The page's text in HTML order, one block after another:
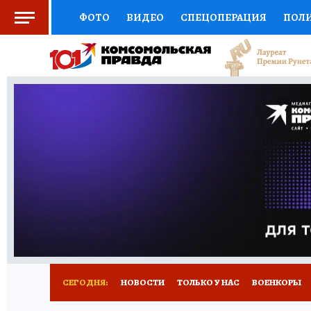
ФОТО ВИДЕО СПЕЦОПЕРАЦИЯ
СОЦПОДДЕРЖКА НАУКА СПОРТ
ВЫБОР ЭКСПЕРТОВ ДОКТОР
ПРОГНОЗЫ НА СПОРТ
НОВОЕ
СЕГОДНЯ: НОВОСТИ ТОЛЬКО У НАС ВОЕНКОРЫ